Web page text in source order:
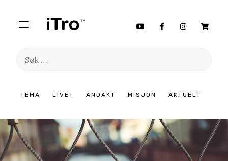
TEMA LIVET ANDAKT MISJON AKTUELT
Søk
innhold